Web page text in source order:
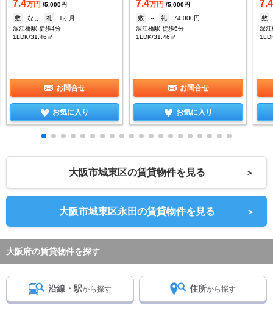
7.4万円 /5,000円
敷
なし 礼
1ヶ月
深江橋駅 徒歩4分
1LDK/31.46㎡
お問合せ
お気に入り
7.4万円 /5,000円
敷
-- 礼
74,000円
深江橋駅 徒歩6分
1LDK/31.46㎡
お問合せ
お気に入り
7.4
敷
深江
大阪市城東区の賃貸物件を見る ＞
大阪市城東区永田の賃貸物件を見る ＞
大阪府の賃貸物件を探す
沿線・駅から探す 住所から探す